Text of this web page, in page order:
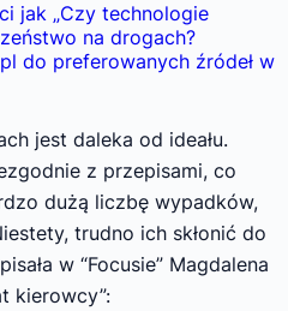
jak „Czy technologie
na drogach?
do preferowanych źródeł w
jest daleka od ideału.
z przepisami, co
dużą liczbę wypadków,
trudno ich skłonić do
w “Focusie” Magdalena
kierowcy”: